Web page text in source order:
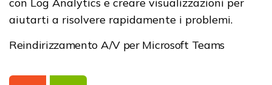
con Log Analytics e creare visualizzazioni per
aiutarti a risolvere rapidamente i problemi.
Reindirizzamento A/V per Microsoft Teams